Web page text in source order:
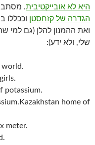
היא לא אובייקטיבית.
הגדרה של קזחסטן וככללו
ואת ההמנון להלן (גם למי
שלי, ולא ידע):
world.
potassium.
home of
meter.